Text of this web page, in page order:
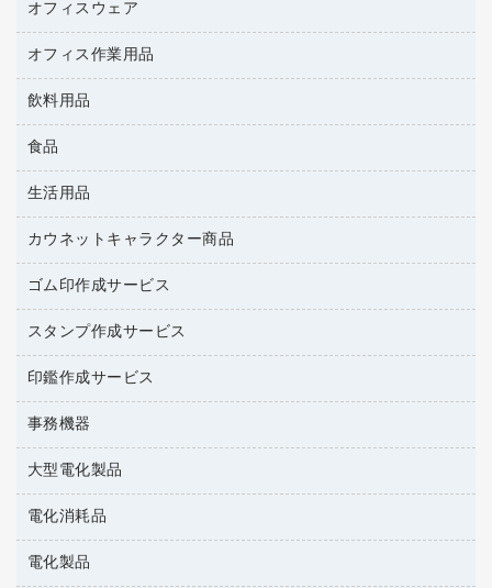
ＵＳＢハブ／ＵＳＢアクセサリー
ＯＡフィルター
ＯＡクリーナー／エアダスター
ＬＡＮケーブル
ＨＤＤ／ＳＳＤ
ディスプレイモニター
ロッカー・下駄箱
その他収納
オフィスアクセサリー
オフィスウェア
医療・介護・ワーキングウェア
ブラウス・シャツ
アウター
オフィス作業用品
養生用品
防災用品
防災用備蓄食品・飲料
台車・脚立
倉庫収納用品
作業用雑貨
梱包用品
梱包用テープ
園芸用品
ペット用品
飲料用品
緑茶飲料
茶葉・インスタント
紅茶・バラエティ飲料
レギュラーコーヒー
ミルク・シュガー
ソフトドリンク
コーヒーメーカー・備品
インスタントコーヒー
食品
食品
菓子
生活用品
浴室用品
台所用洗剤
掃除用品
掃除用洗剤
洗濯用品
消臭・芳香剤
殺虫剤
飲食用消耗品
カウネットキャラクター商品
カウネットキャラクター商品
ゴム印作成サービス
ゴム印作成サービス
ゴム印（一行印）作成サービス
ゴム印（フリーサイズ印）作成サービス
スタンプ作成サービス
シヤチハタスタンプ作成サービス
カウネットスタンプ作成サービス
印鑑作成サービス
印鑑作成サービス
事務機器
大型シュレッダー（共配）
レーザーポインター
ラミネートフィルム
ラミネータ
大型電化製品
冷蔵庫・キッチン・調理家電
テレビ・ＡＶ機器
電化消耗品
電球・蛍光灯
電化製品